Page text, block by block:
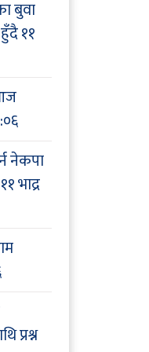
बुवा
११
नेकपा
११ भाद्र
प्रश्न